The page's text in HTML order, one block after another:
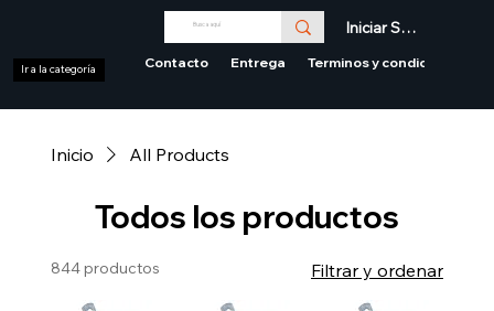
Iniciar Sesión
Contacto Entrega Terminos y condiciones
Ir a la categoría
Inicio All Products
Todos los productos
844 productos Filtrar y ordenar